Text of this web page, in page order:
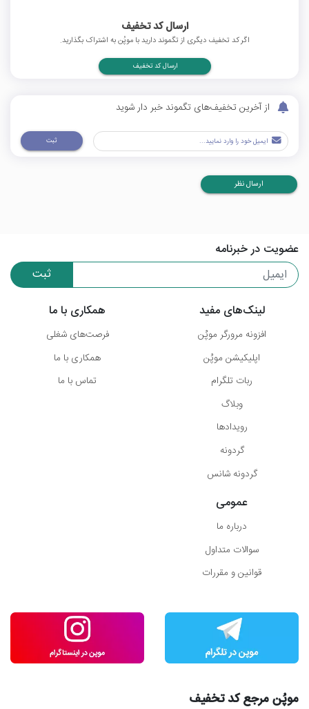
ارسال کد تخفیف
اگر کد تخفیف دیگری از تگموند دارید با موپُن به اشتراک بگذارید.
ارسال کد تخفیف
از آخرین تخفیف‌های تگموند خبر دار شوید
ثبت
ارسال نظر
عضویت در خبرنامه
ثبت
لینک‌های مفید
افزونه مرورگر موپُن
اپلیکیشن موپُن
ربات تلگرام
وبلاگ
رویدادها
گردونه
گردونه شانس
همکاری با ما
فرصت‌های شغلی
همکاری با ما
تماس با ما
عمومی
درباره ما
سوالات متداول
قوانین و مقررات
موپُن مرجع کد تخفیف